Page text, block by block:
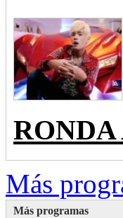
RONDA
Más
Más programas